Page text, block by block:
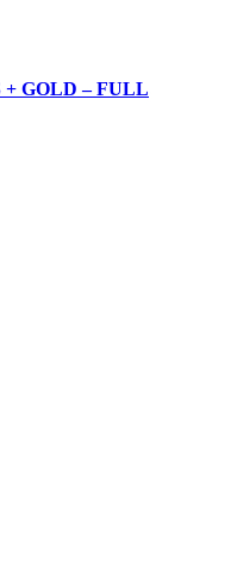
+ GOLD – FULL